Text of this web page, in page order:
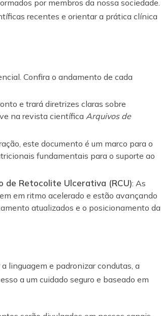
por membros da nossa sociedade.
recentes e orientar a prática clínica
Confira o andamento de cada
e trará diretrizes claras sobre
na revista científica Arquivos de
este documento é um marco para o
fundamentais para o suporte ao
de Retocolite Ulcerativa (RCU): As
em ritmo acelerado e estão avançando
atualizados e o posicionamento da
linguagem e padronizar condutas, a
a um cuidado seguro e baseado em